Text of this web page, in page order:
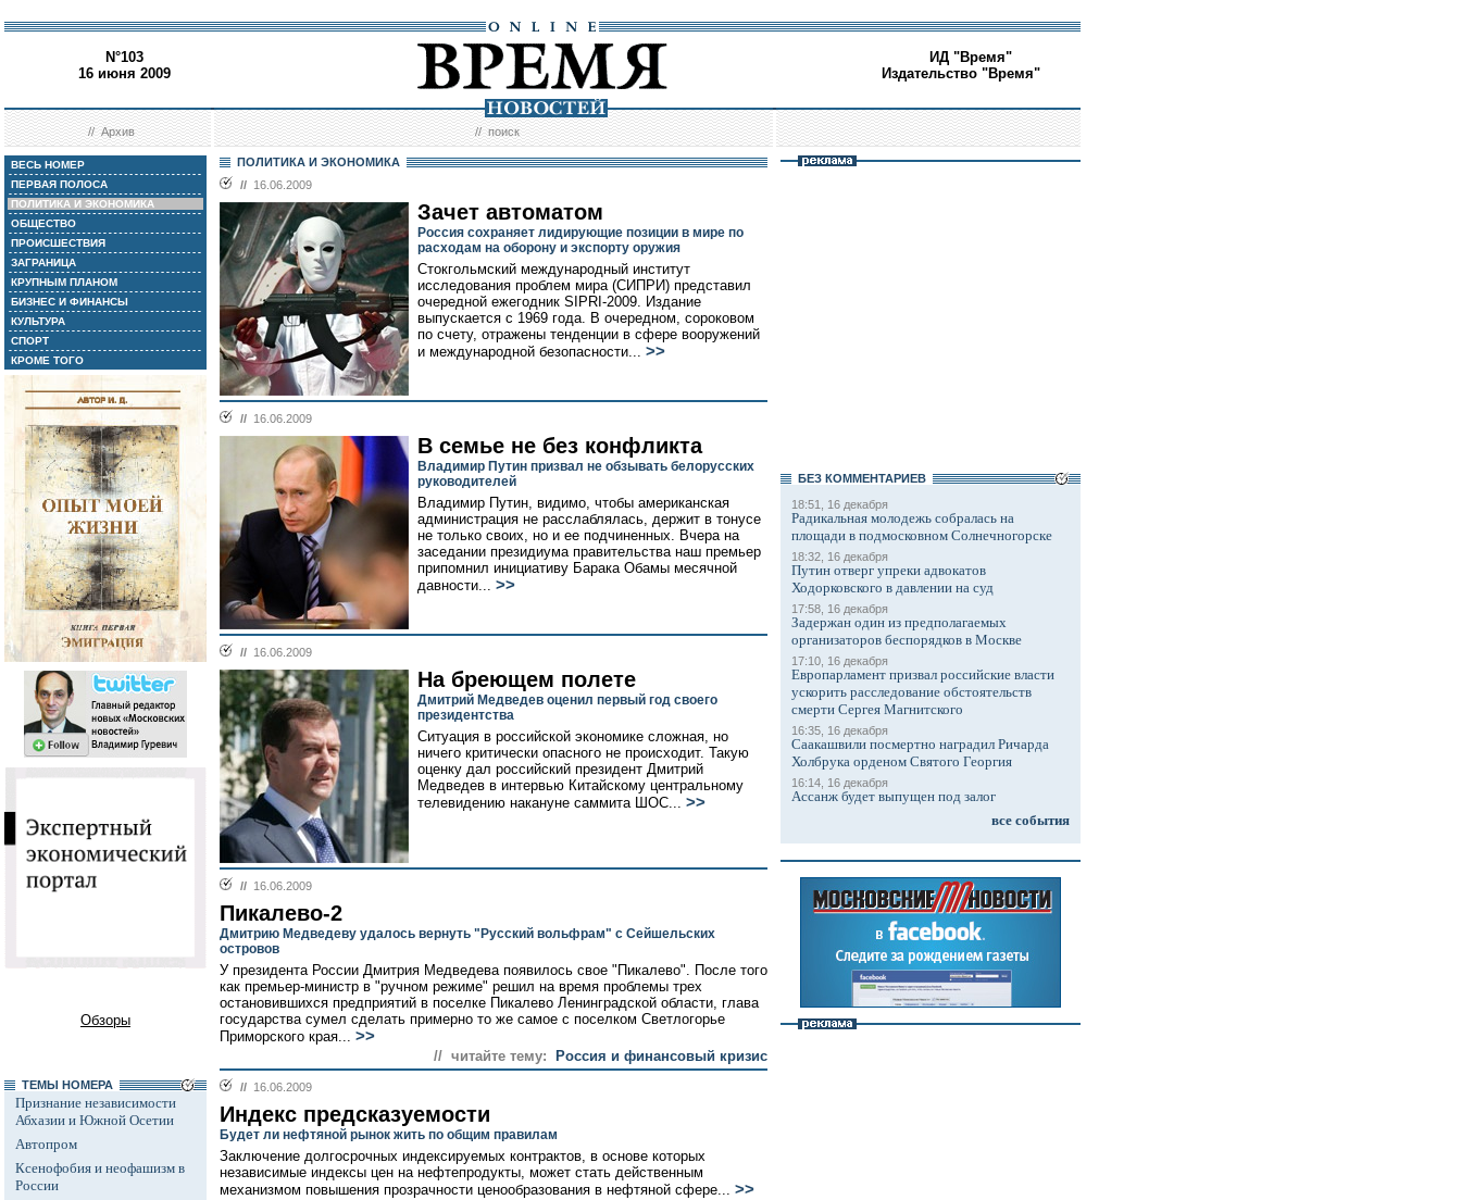
N°103
16 июня 2009
ИД "Время"
Издательство "Время"
//Архив //поиск
ВЕСЬ НОМЕР
ПЕРВАЯ ПОЛОСА
ПОЛИТИКА И ЭКОНОМИКА
ОБЩЕСТВО
ПРОИСШЕСТВИЯ
ЗАГРАНИЦА
КРУПНЫМ ПЛАНОМ
БИЗНЕС И ФИНАНСЫ
КУЛЬТУРА
СПОРТ
КРОМЕ ТОГО
Обзоры
ТЕМЫ НОМЕРА
Признание независимости
Абхазии и Южной Осетии
Автопром
Ксенофобия и неофашизм в
России
ПОЛИТИКА И ЭКОНОМИКА
// 16.06.2009
Зачет автоматом
Россия сохраняет лидирующие позиции в мире по
расходам на оборону и экспорту оружия
Стокгольмский международный институт
исследования проблем мира (СИПРИ) представил
очередной ежегодник SIPRI-2009. Издание
выпускается с 1969 года. В очередном, сороковом
по счету, отражены тенденции в сфере вооружений
и международной безопасности... >>
// 16.06.2009
В семье не без конфликта
Владимир Путин призвал не обзывать белорусских
руководителей
Владимир Путин, видимо, чтобы американская
администрация не расслаблялась, держит в тонусе
не только своих, но и ее подчиненных. Вчера на
заседании президиума правительства наш премьер
припомнил инициативу Барака Обамы месячной
давности... >>
// 16.06.2009
На бреющем полете
Дмитрий Медведев оценил первый год своего
президентства
Ситуация в российской экономике сложная, но
ничего критически опасного не происходит. Такую
оценку дал российский президент Дмитрий
Медведев в интервью Китайскому центральному
телевидению накануне саммита ШОС... >>
// 16.06.2009
Пикалево-2
Дмитрию Медведеву удалось вернуть "Русский вольфрам" с Сейшельских
островов
У президента России Дмитрия Медведева появилось свое "Пикалево". После того
как премьер-министр в "ручном режиме" решил на время проблемы трех
остановившихся предприятий в поселке Пикалево Ленинградской области, глава
государства сумел сделать примерно то же самое с поселком Светлогорье
Приморского края... >>
// читайте тему: Россия и финансовый кризис
// 16.06.2009
Индекс предсказуемости
Будет ли нефтяной рынок жить по общим правилам
Заключение долгосрочных индексируемых контрактов, в основе которых
независимые индексы цен на нефтепродукты, может стать действенным
механизмом повышения прозрачности ценообразования в нефтяной сфере... >>
БЕЗ КОМMЕНТАРИЕВ
18:51, 16 декабря
Радикальная молодежь собралась на
площади в подмосковном Солнечногорске
18:32, 16 декабря
Путин отверг упреки адвокатов
Ходорковского в давлении на суд
17:58, 16 декабря
Задержан один из предполагаемых
организаторов беспорядков в Москве
17:10, 16 декабря
Европарламент призвал российские власти
ускорить расследование обстоятельств
смерти Сергея Магнитского
16:35, 16 декабря
Саакашвили посмертно наградил Ричарда
Холбрука орденом Святого Георгия
16:14, 16 декабря
Ассанж будет выпущен под залог
все события